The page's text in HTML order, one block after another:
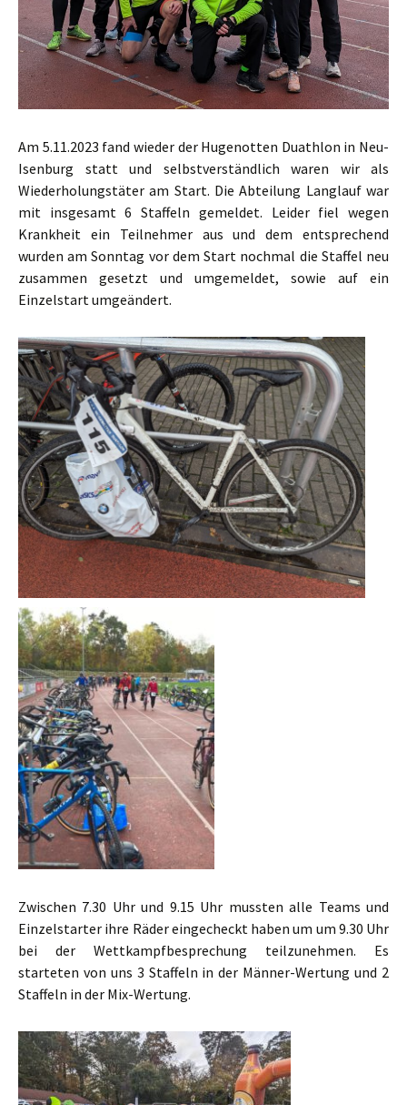
Am 5.11.2023 fand wieder der Hugenotten Duathlon in Neu-
Isenburg statt und selbstverständlich waren wir als
Wiederholungstäter am Start. Die Abteilung Langlauf war
mit insgesamt 6 Staffeln gemeldet. Leider fiel wegen
Krankheit ein Teilnehmer aus und dem entsprechend
wurden am Sonntag vor dem Start nochmal die Staffel neu
zusammen gesetzt und umgemeldet, sowie auf ein
Einzelstart umgeändert.
Zwischen 7.30 Uhr und 9.15 Uhr mussten alle Teams und
Einzelstarter ihre Räder eingecheckt haben um um 9.30 Uhr
bei der Wettkampfbesprechung teilzunehmen. Es
starteten von uns 3 Staffeln in der Männer-Wertung und 2
Staffeln in der Mix-Wertung.